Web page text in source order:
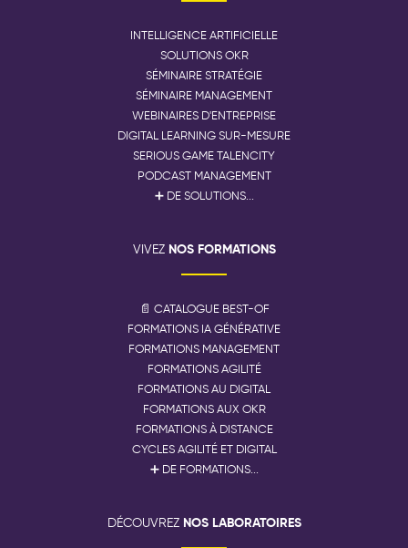
INTELLIGENCE ARTIFICIELLE
SOLUTIONS OKR
SÉMINAIRE STRATÉGIE
SÉMINAIRE MANAGEMENT
WEBINAIRES D'ENTREPRISE
DIGITAL LEARNING SUR-MESURE
SERIOUS GAME TALENCITY
PODCAST MANAGEMENT
➕ DE SOLUTIONS...
VIVEZ NOS FORMATIONS
📄 CATALOGUE BEST-OF
FORMATIONS IA GÉNÉRATIVE
FORMATIONS MANAGEMENT
FORMATIONS AGILITÉ
FORMATIONS AU DIGITAL
FORMATIONS AUX OKR
FORMATIONS À DISTANCE
CYCLES AGILITÉ ET DIGITAL
➕ DE FORMATIONS...
DÉCOUVREZ NOS LABORATOIRES